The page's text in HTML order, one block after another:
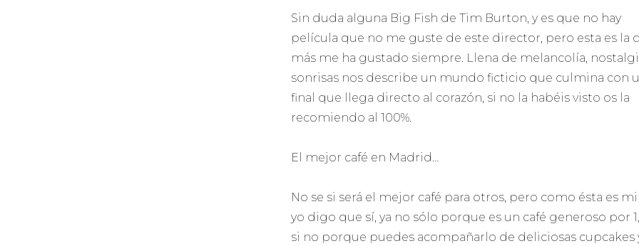
Sin duda alguna Big Fish de Tim Burton, y es que no hay
película que no me guste de este director, pero esta es la
más me ha gustado siempre. Llena de melancolía,
sonrisas nos describe un mundo ficticio que culmina con
final que llega directo al corazón, si no la habéis visto os la
recomiendo al 100%.
El mejor café en Madrid…
No se si será el mejor café para otros, pero como ésta es
yo digo que sí, ya no sólo porque es un café generoso por
si no porque puedes acompañarlo de deliciosas cupcakes